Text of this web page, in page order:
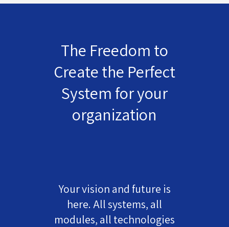
The Freedom to
Create the Perfect
System for your
organization
Your vision and future is
here. All systems, all
modules, all technologies